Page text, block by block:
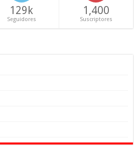
129k
Seguidores
1,400
Suscriptores